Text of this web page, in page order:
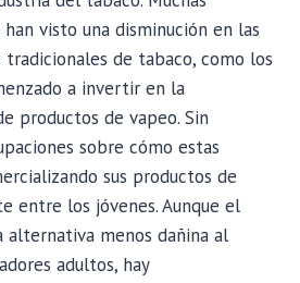
visto una disminución en las
de tabaco, como los
a invertir en la
productos de vapeo. Sin
sobre cómo estas
sus productos de
entre los jóvenes. Aunque el
alternativa menos dañina al
adultos, hay